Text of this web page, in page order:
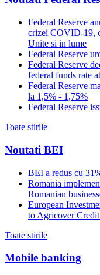
Federal Reserve
crizei COVID-19,
Unite si in lume
Federal Reserve
Federal Reserve
federal funds rate
Federal Reserve
la 1,5% - 1,75%
Federal Reserve
Toate stirile
Noutati BEI
BEI a redus cu
Romania
Romanian
European
to Agricover
Toate stirile
Mobile banking